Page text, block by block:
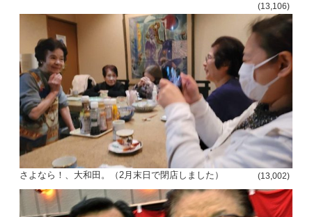
(13,106)
さよなら！、大和田。（2月末日で閉店しました） (13,002)